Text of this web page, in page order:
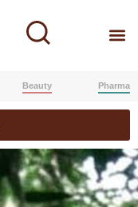
Beauty Pharma